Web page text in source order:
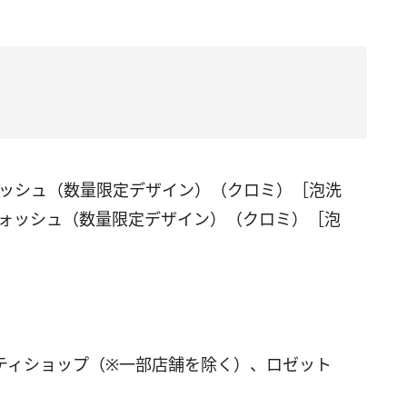
シュ（数量限定デザイン）（クロミ）［泡洗
ッシュ（数量限定デザイン）（クロミ）［泡
ショップ（※一部店舗を除く）、ロゼット